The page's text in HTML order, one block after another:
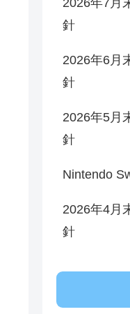
針
2026年6月
針
2026年5月
針
Nintendo
2026年4月
針